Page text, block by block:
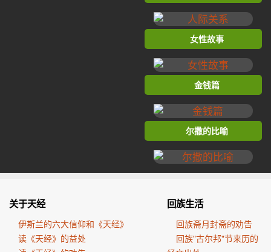
女性故事
金钱篇
尔撒的比喻
关于天经
伊斯兰的六大信仰和《天经》
读《天经》的益处
回族生活
回族斋月封斋的劝告
回族"古尔邦"节来历的